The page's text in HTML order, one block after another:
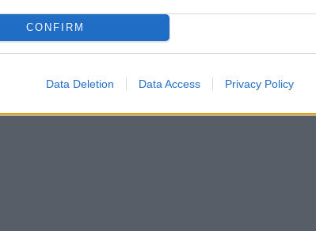
CONFIRM
Data Deletion Data Access Privacy Policy
μια ιστορία που έχει συνδεθεί με την ελληνική
νέα αυτή σκηνική εκδοχή επιχειρεί να
χαρακτήρα και την ατμόσφαιρα που την